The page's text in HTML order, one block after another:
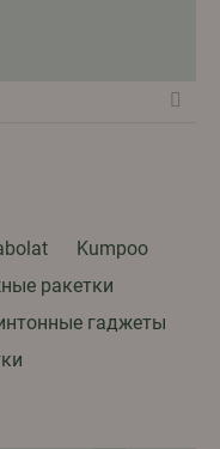
Kumpoo
ракетки
гаджеты